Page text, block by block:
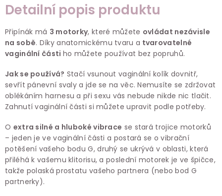
Detailní popis produktu
Připínák má 3 motorky, které můžete ovládat nezávisle
na sobě. Díky anatomickému tvaru a tvarovatelné
vaginální části ho můžete používat bez popruhů.
Jak se používá? Stačí vsunout vaginální kolík dovnitř,
sevřít pánevní svaly a jde se na věc. Nemusíte se zdržovat
oblékáním harnesu a při sexu vás nebude nikde nic tlačit.
Zahnutí vaginální části si můžete upravit podle potřeby.
O extra silné a hluboké vibrace se stará trojice motorků
– jeden je ve vaginální části a postará se o vibrační
potěšení vašeho bodu G, druhý se ukrývá v oblasti, která
přiléhá k vašemu klitorisu, a poslední motorek je ve špičce,
takže polaská prostatu vašeho partnera (nebo bod G
partnerky).